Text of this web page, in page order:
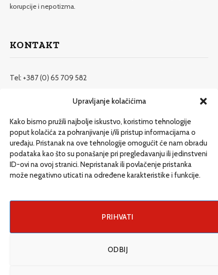
Upravljanje kolačićima
Kako bismo pružili najbolje iskustvo, koristimo tehnologije
poput kolačića za pohranjivanje i/ili pristup informacijama o
uređaju. Pristanak na ove tehnologije omogućit će nam obradu
podataka kao što su ponašanje pri pregledavanju ili jedinstveni
ID-ovi na ovoj stranici. Nepristanak ili povlačenje pristanka
može negativno uticati na određene karakteristike i funkcije.
PRIHVATI
ODBIJ
korupcije i nepotizma.
KONTAKT
Tel: +387 (0) 65 709 582
redakcija@etrafika.net
Dosije
Drugi pišu
Društvo